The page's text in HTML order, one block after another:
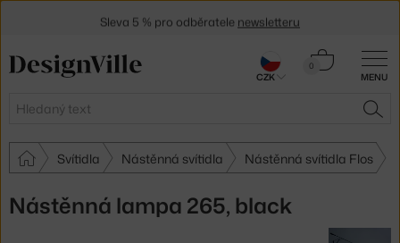
MENU
Hledat
0
Košík
Svítidla Nástěnná svítidla Nástěnná svítidla Flos
Nástěnná lampa 265, black
Sleva 5 % pro odběratele newsletteru
30 dní na vrácení zboží
CZK